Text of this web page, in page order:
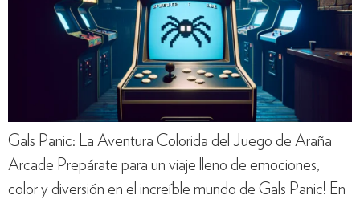
Gals Panic: La Aventura Colorida del Juego de Araña
Arcade Prepárate para un viaje lleno de emociones,
color y diversión en el increíble mundo de Gals Panic! En